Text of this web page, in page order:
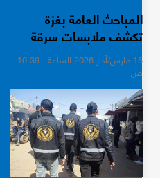
المباحث العامة بغزة
تكشف ملابسات سرقة
أدوات طبية 15 مارس/آذار 2026 الساعة . 10:39
ص